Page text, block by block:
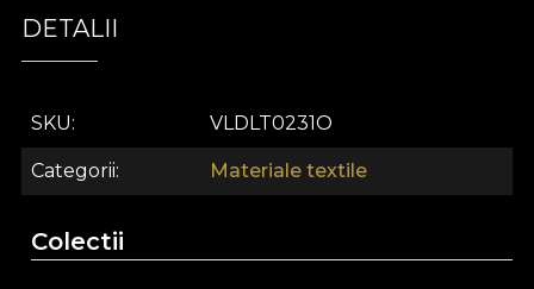
atmosferă de rafinament și extravaganță modernă,
inspirată de nopțile pline de energie și muzică
Versatilitatea este semnătura acestui material textil
premium: ideal pentru draperii statement, tapițerie
care transformă orice piesă de mobilier într-un
accente sofisticate, cuverturi sau fețe de masă ce
DETALII
SKU VLDLT0231O
Categorii Materiale textile
Colectii